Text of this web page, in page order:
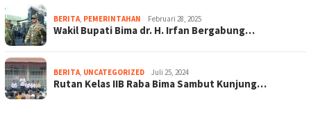
BERITA, PEMERINTAHAN Februari 28, 2025
Wakil Bupati Bima dr. H. Irfan Bergabung…
BERITA, UNCATEGORIZED Juli 25, 2024
Rutan Kelas IIB Raba Bima Sambut Kunjung…